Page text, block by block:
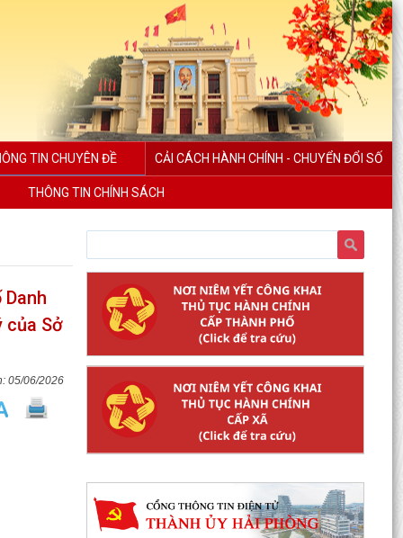
TIN CHUYÊN ĐỀ CẢI CÁCH HÀNH CHÍNH - CHUYỂN ĐỔI SỐ
THÔNG TIN CHÍNH SÁCH
của Sở
05/06/2026